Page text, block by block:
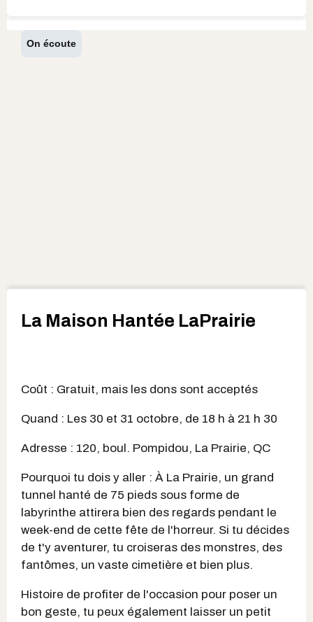
On écoute
La Maison Hantée LaPrairie
Coût : Gratuit, mais les dons sont acceptés
Quand : Les 30 et 31 octobre, de 18 h à 21 h 30
Adresse : 120, boul. Pompidou, La Prairie, QC
Pourquoi tu dois y aller : À La Prairie, un grand
tunnel hanté de 75 pieds sous forme de
labyrinthe attirera bien des regards pendant le
week-end de cette fête de l'horreur. Si tu décides
de t'y aventurer, tu croiseras des monstres, des
fantômes, un vaste cimetière et bien plus.
Histoire de profiter de l'occasion pour poser un
bon geste, tu peux également laisser un petit